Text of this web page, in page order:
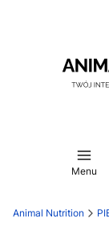
Menu
Animal Nutrition